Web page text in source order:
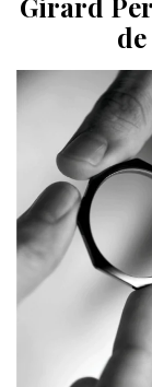
Girard